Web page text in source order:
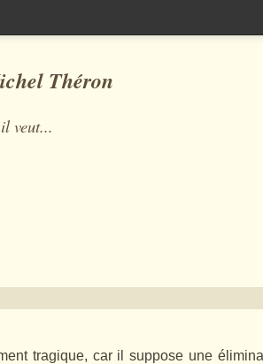
Théron
veut...
tragique, car il suppose une